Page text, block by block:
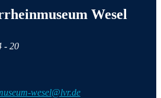
Wesel
- 20
wesel@lvr.de